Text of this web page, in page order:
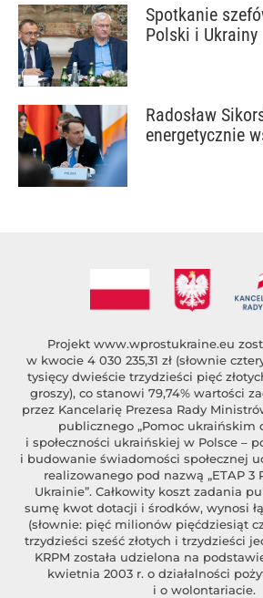
Spotkanie
Polski i Ukrainy
Radosław
energetycznie
Projekt www.wprostukraine.eu
w kwocie 4 030 235,31 zł (słownie
tysięcy dwieście trzydzieści pięć
groszy), co stanowi 79,74% wartości
przez Kancelarię Prezesa Rady
publicznego „Pomoc ukraińskim
i społeczności ukraińskiej w Polsce –
i budowanie świadomości społecznej
realizowanego pod nazwą „ETAP 3
Ukrainie”. Całkowity koszt zadania
sumę kwot dotacji i środków, wynosi
(słownie: pięć milionów pięćdziesiąt
trzydzieści sześć złotych i trzydzieści
KRPM została udzielona na
kwietnia 2003 r. o działalności
i o wolontariacie.